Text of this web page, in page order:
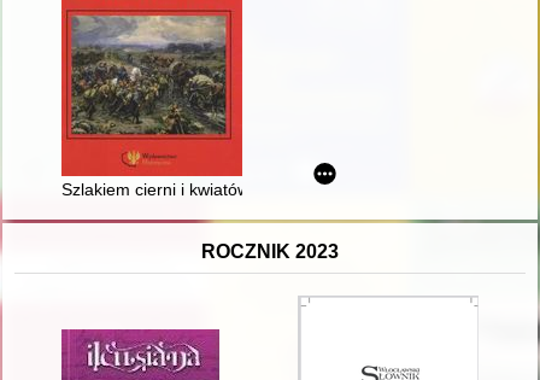
Szlakiem cierni i kwiatów : wspomnienia
ROCZNIK 2023